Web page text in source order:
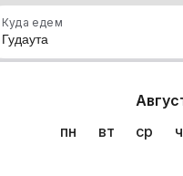
Куда едем
пн
вт ср
в Гудауте: 0